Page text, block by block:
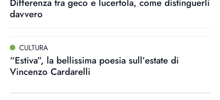
Differenza tra geco e lucertola, come distinguerli
davvero
CULTURA
“Estiva”, la bellissima poesia sull’estate di
Vincenzo Cardarelli